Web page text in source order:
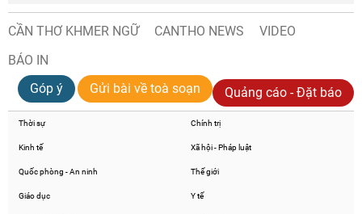
CẦN THƠ KHMER NGỮ CANTHO NEWS
VIDEO
BÁO IN
Góp ý
Gửi bài về toà soạn Quảng cáo - Đặt báo
Thời sự Chính trị
Kinh tế Xã hội - Pháp luật
Quốc phòng - An ninh Thế giới
Giáo dục Y tế